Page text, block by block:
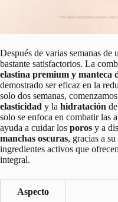
Después de varias semanas de
bastante satisfactorios. La
elastina premium y manteca
demostrado ser eficaz en la
solo dos semanas,
elasticidad y la hidratación
solo se enfoca en combatir las
ayuda a cuidar los poros y a
manchas oscuras, gracias a
ingredientes activos que
integral.
Aspecto